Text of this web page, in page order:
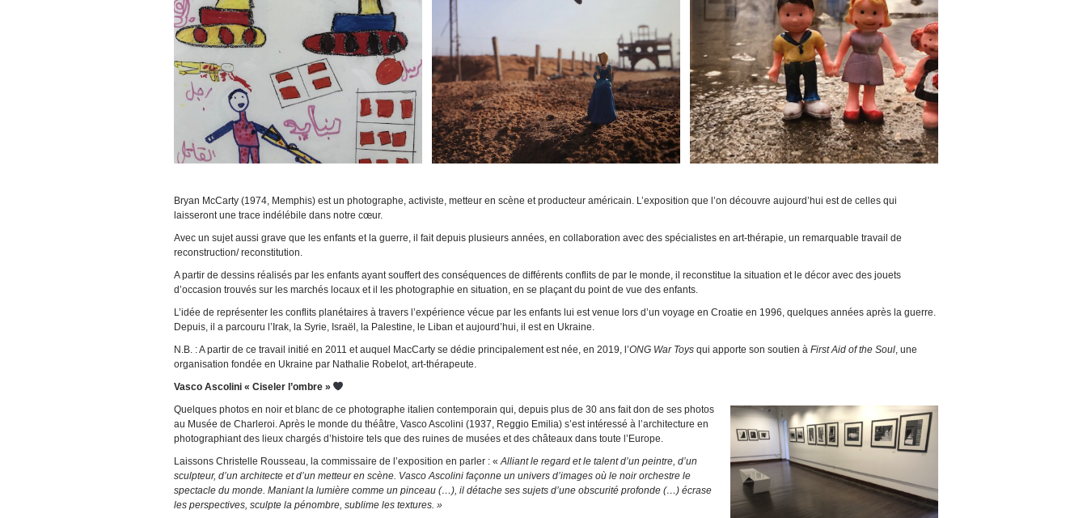
Bryan McCarty (1974, Memphis) est un photographe, activiste, metteur en scène et producteur américain. L’exposition que l’on découvre aujourd’hui est de celles qui
laisseront une trace indélébile dans notre cœur.
Avec un sujet aussi grave que les enfants et la guerre, il fait depuis plusieurs années, en collaboration avec des spécialistes en art-thérapie, un remarquable travail de
reconstruction/ reconstitution.
A partir de dessins réalisés par les enfants ayant souffert des conséquences de différents conflits de par le monde, il reconstitue la situation et le décor avec des jouets
d’occasion trouvés sur les marchés locaux et il les photographie en situation, en se plaçant du point de vue des enfants.
L’idée de représenter les conflits planétaires à travers l’expérience vécue par les enfants lui est venue lors d’un voyage en Croatie en 1996, quelques années après la guerre.
Depuis, il a parcouru l’Irak, la Syrie, Israël, la Palestine, le Liban et aujourd’hui, il est en Ukraine.
N.B. : A partir de ce travail initié en 2011 et auquel MacCarty se dédie principalement est née, en 2019, l’ONG War Toys qui apporte son soutien à First Aid of the Soul, une
organisation fondée en Ukraine par Nathalie Robelot, art-thérapeute.
Vasco Ascolini « Ciseler l’ombre »
Quelques photos en noir et blanc de ce photographe italien contemporain qui, depuis plus de 30 ans fait don de ses photos
au Musée de Charleroi. Après le monde du théâtre, Vasco Ascolini (1937, Reggio Emilia) s’est intéressé à l’architecture en
photographiant des lieux chargés d’histoire tels que des ruines de musées et des châteaux dans toute l’Europe.
Laissons Christelle Rousseau, la commissaire de l’exposition en parler : « Alliant le regard et le talent d’un peintre, d’un
sculpteur, d’un architecte et d’un metteur en scène. Vasco Ascolini façonne un univers d’images où le noir orchestre le
spectacle du monde. Maniant la lumière comme un pinceau (…), il détache ses sujets d’une obscurité profonde (…) écrase
les perspectives, sculpte la pénombre, sublime les textures. »